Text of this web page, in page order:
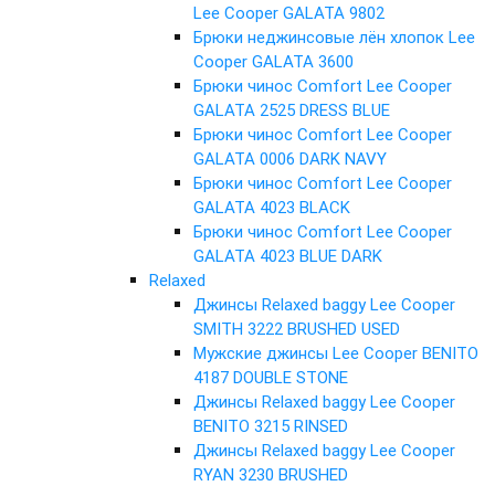
Lee Cooper GALATA 9802
Брюки неджинсовые лён хлопок Lee
Cooper GALATA 3600
Брюки чинос Comfort Lee Cooper
GALATA 2525 DRESS BLUE
Брюки чинос Comfort Lee Cooper
GALATA 0006 DARK NAVY
Брюки чинос Comfort Lee Cooper
GALATA 4023 BLACK
Брюки чинос Comfort Lee Cooper
GALATA 4023 BLUE DARK
Relaxed
Джинсы Relaxed baggy Lee Cooper
SMITH 3222 BRUSHED USED
Мужские джинсы Lee Cooper BENITO
4187 DOUBLE STONE
Джинсы Relaxed baggy Lee Cooper
BENITO 3215 RINSED
Джинсы Relaxed baggy Lee Cooper
RYAN 3230 BRUSHED